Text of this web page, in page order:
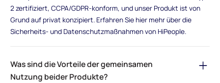
2 zertifiziert, CCPA/GDPR-konform, und unser Produkt ist von
Grund auf privat konzipiert. Erfahren Sie hier mehr über die
Sicherheits- und Datenschutzmaßnahmen von HiPeople.
Was sind die Vorteile der gemeinsamen
Nutzung beider Produkte?